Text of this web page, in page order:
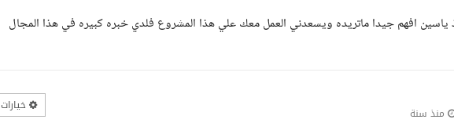
ياسين افهم جيدا ماتريده ويسعدني العمل معك علي هذا المشروع فلدي خبره كبيره في هذا المجال
منذ سنة خيارات